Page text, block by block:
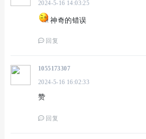
2024-5-16 14:03:25
神奇的错误
回复
1055173307
2024-5-16 16:02:33
赞
回复